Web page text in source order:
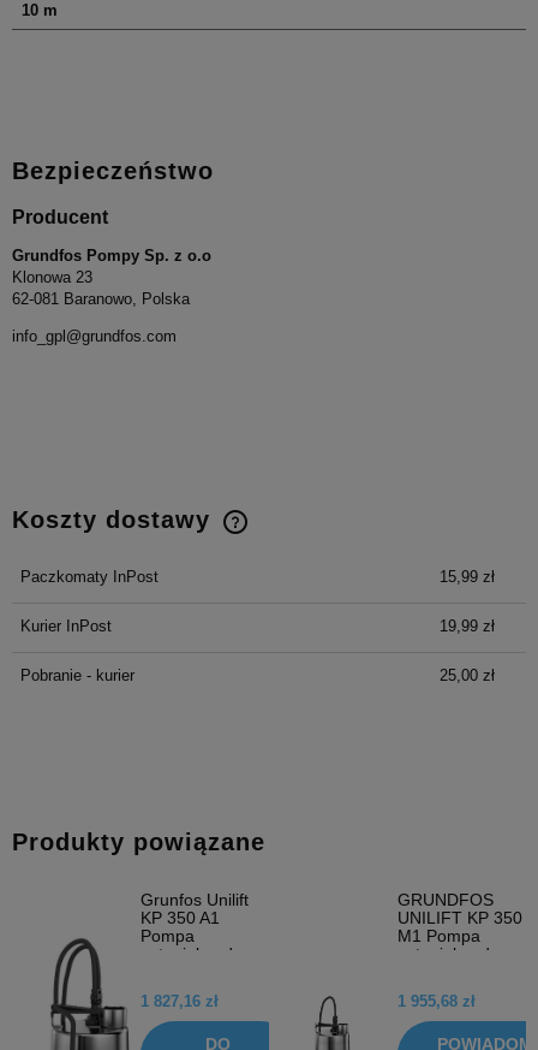
10 m
Bezpieczeństwo
Producent
Grundfos Pompy Sp. z o.o
Klonowa 23
62-081 Baranowo, Polska
info_gpl@grundfos.com
Koszty dostawy
Cena nie zawiera ewentualnych kosztów płatności
Paczkomaty InPost 15,99 zł
Kurier InPost 19,99 zł
Pobranie - kurier 25,00 zł
Produkty powiązane
Grunfos Unilift
KP 350 A1
Pompa
zatapialna do
013N1600
1 827,16 zł
DO
GRUNDFOS
UNILIFT KP 350
M1 Pompa
zatapialna do
013N1300
1 955,68 zł
POWIADOM